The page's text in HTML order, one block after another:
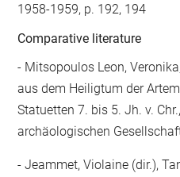
1958-1959, p. 192, 194
Comparative literature
- Mitsopoulos Leon,
aus dem Heiligtum der
Statuetten 7. bis 5. Jh. v.
archäologischen
- Jeammet, Violaine (dir.),